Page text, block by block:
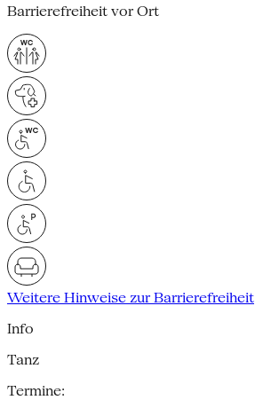
Barrierefreiheit vor Ort
Weitere Hinweise zur Barrierefreiheit
Info
Tanz
Termine: